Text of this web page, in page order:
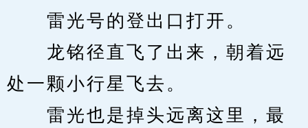
雷光号的登出口打开。
龙铭径直飞了出来，朝着远
处一颗小行星飞去。
雷光也是掉头远离这里，最